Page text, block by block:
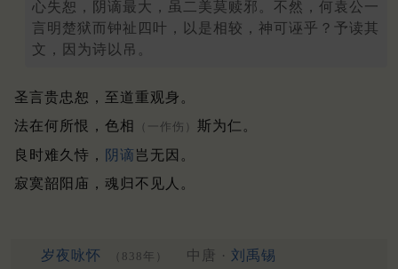
心失恕，阴谪最大，虽二美莫赎邪。不然，何袁公一
言明楚狱而钟祉四叶，以是相较，神可诬乎？予读其
文，因为诗以吊。
圣言贵忠恕，至道重观身。
法在何所恨，色相
（一作伤） 斯为仁。
良时难久恃，
阴谪 岂无因。
寂寞韶阳庙，魂归不见人。
岁夜咏怀 （838年） 中唐 · 刘禹锡